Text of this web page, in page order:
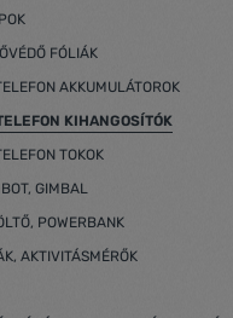
FÓLIÁK
AKKUMULÁTOROK
KIHANGOSÍTÓK
TOKOK
GIMBAL
POWERBANK
AKTIVITÁSMÉRŐK